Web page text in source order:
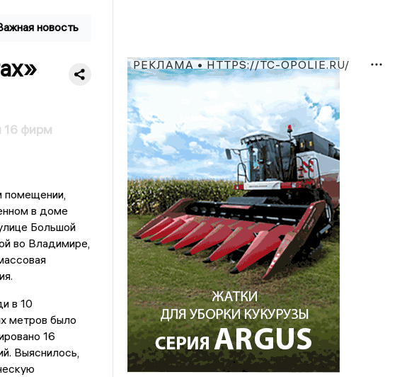
новость
16 фирм
помещении,
в доме
Большой
во Владимире,
в 10
метров было
16
Выяснилось,
РЕКЛАМА • HTTPS://TC-OPOLIE.RU/